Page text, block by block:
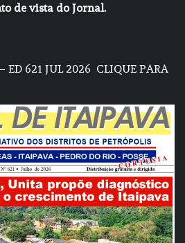
de vista do Jornal.
ED 621 JUL 2026 CLIQUE PARA